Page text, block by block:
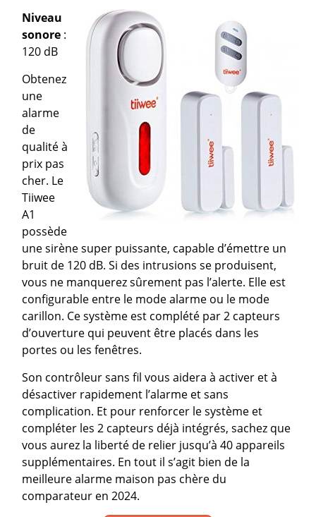
Niveau
sonore :
120 dB
Obtenez
une
alarme
de
qualité à
prix pas
cher. Le
Tiiwee
A1
possède
une sirène super puissante, capable d’émettre un
bruit de 120 dB. Si des intrusions se produisent,
vous ne manquerez sûrement pas l’alerte. Elle est
configurable entre le mode alarme ou le mode
carillon. Ce système est complété par 2 capteurs
d’ouverture qui peuvent être placés dans les
portes ou les fenêtres.
Son contrôleur sans fil vous aidera à activer et à
désactiver rapidement l’alarme et sans
complication. Et pour renforcer le système et
compléter les 2 capteurs déjà intégrés, sachez que
vous aurez la liberté de relier jusqu’à 40 appareils
supplémentaires. En tout il s’agit bien de la
meilleure alarme maison pas chère du
comparateur en 2024.